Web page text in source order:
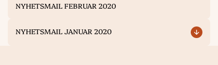
NYHETSMAIL FEBRUAR 2020
NYHETSMAIL JANUAR 2020